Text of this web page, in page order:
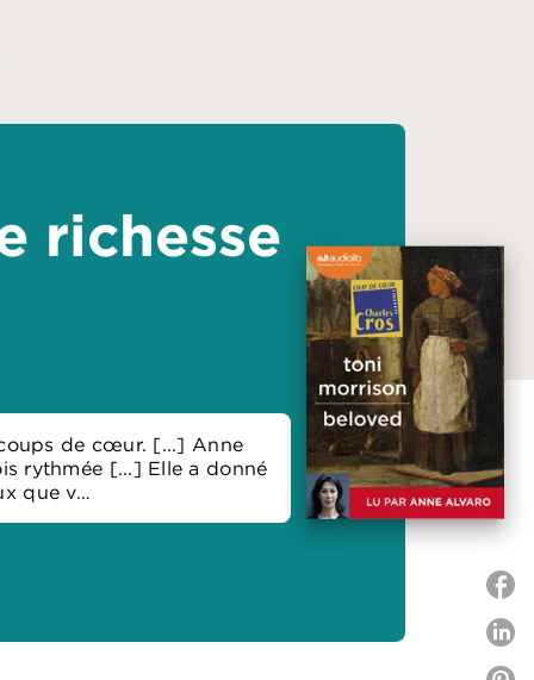
richesse
coups de cœur. [...] Anne
rythmée [...] Elle a donné
que v…